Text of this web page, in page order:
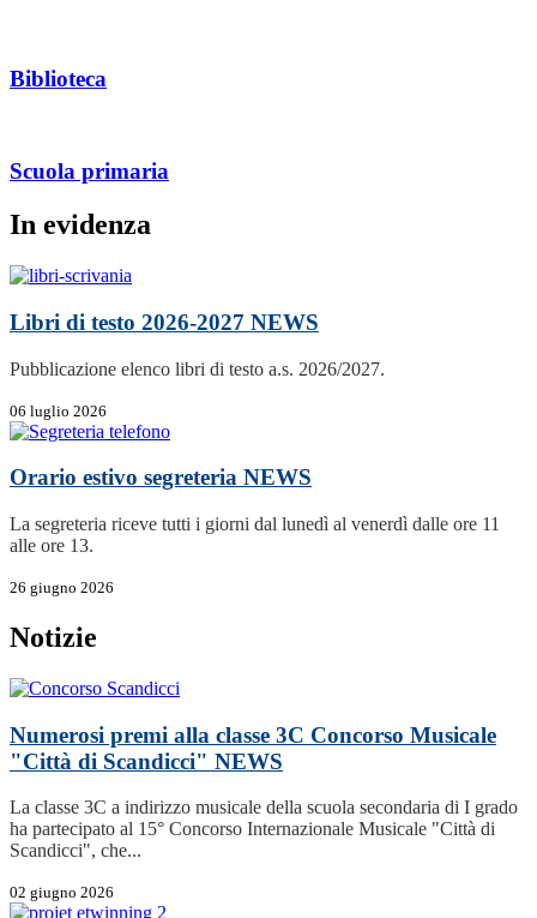
Biblioteca
Scuola primaria
In evidenza
Libri di testo 2026-2027 NEWS
Pubblicazione elenco libri di testo a.s. 2026/2027.
06 luglio 2026
Orario estivo segreteria NEWS
La segreteria riceve tutti i giorni dal lunedì al venerdì dalle ore 11
alle ore 13.
26 giugno 2026
Notizie
Numerosi premi alla classe 3C Concorso Musicale
"Città di Scandicci" NEWS
La classe 3C a indirizzo musicale della scuola secondaria di I grado
ha partecipato al 15° Concorso Internazionale Musicale "Città di
Scandicci", che...
02 giugno 2026